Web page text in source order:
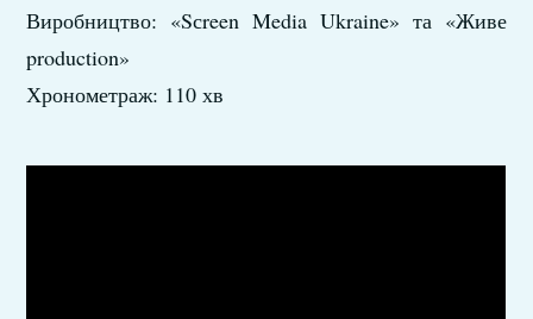
Виробництво: «Sсreen Media Ukraine» та «Живе
production»
Хронометраж: 110 хв